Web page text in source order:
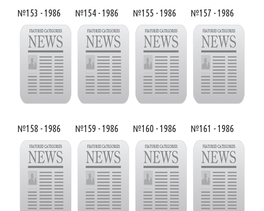
№153 - 1986 №154 - 1986 №155 - 1986 №157 - 1986
№158 - 1986 №159 - 1986 №160 - 1986 №161 - 1986